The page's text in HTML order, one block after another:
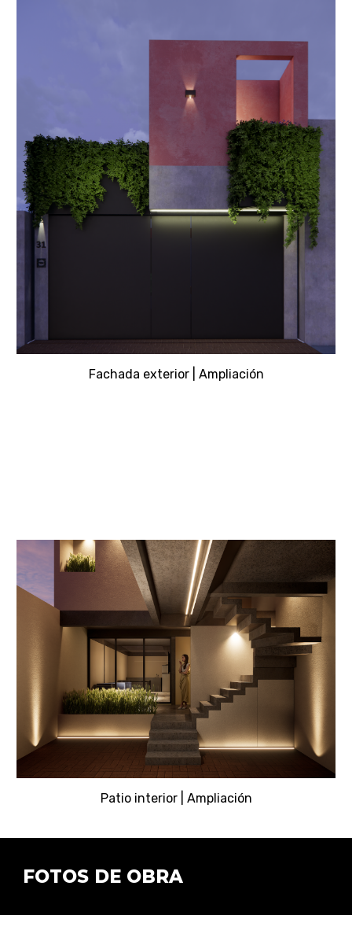
Fachada exterior | Ampliación
Patio interior| Ampliación
FOTOS DE OBRA